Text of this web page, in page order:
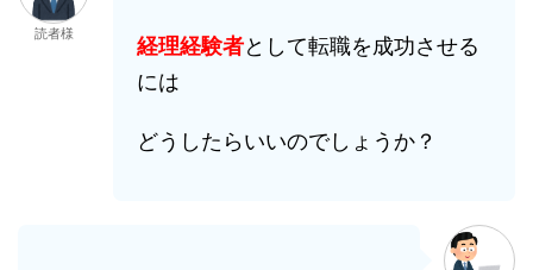
読者様
経理経験者として転職を成功させる
には
どうしたらいいのでしょうか？